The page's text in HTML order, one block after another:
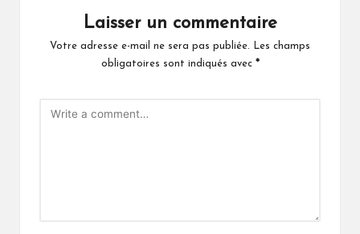
Laisser un commentaire
Votre adresse e-mail ne sera pas publiée.
Les champs
obligatoires sont indiqués avec *